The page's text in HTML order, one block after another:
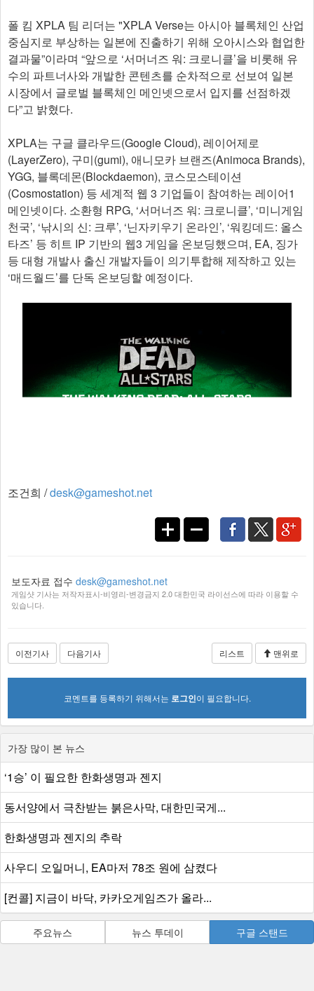
폴 킴 XPLA 팀 리더는 "XPLA Verse는 아시아 블록체인 산업
중심지로 부상하는 일본에 진출하기 위해 오아시스와 협업한
결과물”이라며 “앞으로 ‘서머너즈 워: 크로니클’을 비롯해 유
수의 파트너사와 개발한 콘텐츠를 순차적으로 선보여 일본
시장에서 글로벌 블록체인 메인넷으로서 입지를 선점하겠
다”고 밝혔다.
XPLA는 구글 클라우드(Google Cloud), 레이어제로
(LayerZero), 구미(gumi), 애니모카 브랜즈(Animoca Brands),
YGG, 블록데몬(Blockdaemon), 코스모스테이션
(Cosmostation) 등 세계적 웹 3 기업들이 참여하는 레이어1
메인넷이다. 소환형 RPG, ‘서머너즈 워: 크로니클’, ‘미니게임
천국’, ‘낚시의 신: 크루’, ‘닌자키우기 온라인’, ‘워킹데드: 올스
타즈’ 등 히트 IP 기반의 웹3 게임을 온보딩했으며, EA, 징가
등 대형 개발사 출신 개발자들이 의기투합해 제작하고 있는
‘매드월드’를 단독 온보딩할 예정이다. ​
조건희 /desk@gameshot.net
보도자료 접수 desk@gameshot.net
게임샷 기사는 저작자표시-비영리-변경금지 2.0 대한민국 라이선스에 따라 이용할 수
있습니다.
이전기사 다음기사 리스트 맨위로
코멘트를 등록하기 위해서는 로그인이 필요합니다.
가장 많이 본 뉴스
‘1승’ 이 필요한 한화생명과 젠지
동서양에서 극찬받는 붉은사막, 대한민국게...
한화생명과 젠지의 추락
사우디 오일머니, EA마저 78조 원에 삼켰다
[컨콜] 지금이 바닥, 카카오게임즈가 올라...
주요뉴스 뉴스 투데이 구글 스탠드